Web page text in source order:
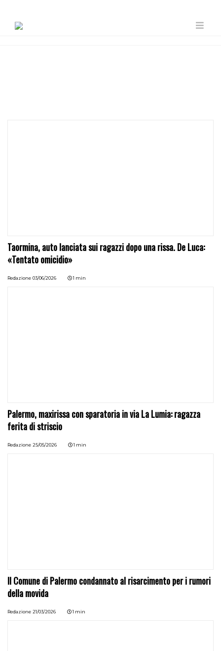
Taormina, auto lanciata sui ragazzi dopo una rissa. De Luca:
«Tentato omicidio»
Redazione 03/06/2026 1 min
Palermo, maxirissa con sparatoria in via La Lumia: ragazza
ferita di striscio
Redazione 25/05/2026 1 min
Il Comune di Palermo condannato al risarcimento per i rumori
della movida
Redazione 21/03/2026 1 min